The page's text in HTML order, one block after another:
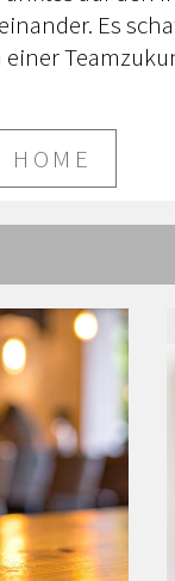
Es
HOME